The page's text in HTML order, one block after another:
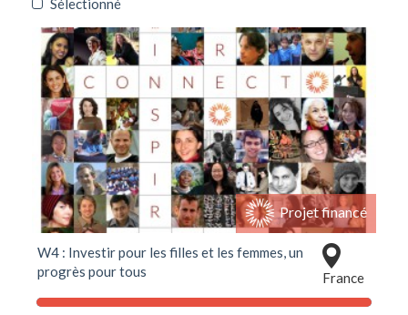
Sélectionné
Projet financé
W4 : Investir pour les filles et les femmes, un
progrès pour tous
France